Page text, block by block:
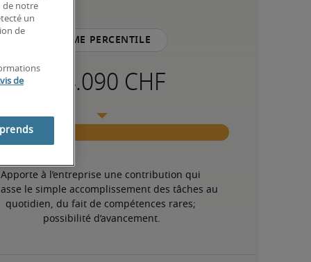
75ème percentile
Apporte à l’entreprise une contribution qui
le simple accomplissement des tâches au
quotidien, du fait de compétences rares;
possibilité d’avancement.
de notre
un
de
de